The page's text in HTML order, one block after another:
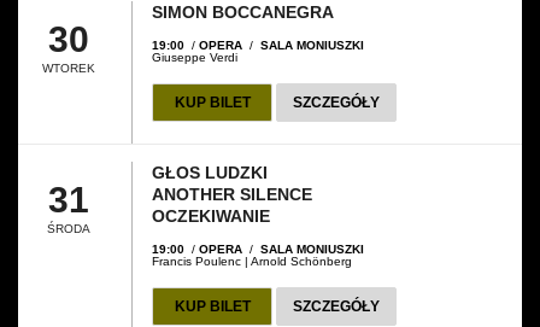
30
WTOREK
SIMON BOCCANEGRA
19:00 / OPERA / SALA MONIUSZKI
Giuseppe Verdi
KUP BILET SZCZEGÓŁY
31
ŚRODA
GŁOS LUDZKI
ANOTHER SILENCE
OCZEKIWANIE
19:00 / OPERA / SALA MONIUSZKI
Francis Poulenc | Arnold Schönberg
KUP BILET SZCZEGÓŁY